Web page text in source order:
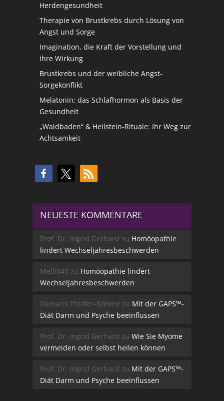
Herdengesundheit
Therapie von Brustkrebs durch Lösung von
Angst und Sorge
Imagination, die Kraft der Vorstellung und
ihre Wirkung
Brustkrebs und der weibliche Angst-
Sorgekonflikt
Melatonin: das Schlafhormon als Basis der
Gesundheit
„Waldbaden“ & Heilstein-Rituale: Ihr Weg zur
Achtsamkeit
NEUESTE KOMMENTARE
Prof. Dr. Ingrid Gerhard zu Homöopathie
lindert Wechseljahresbeschwerden
Melli040 zu Homöopathie lindert
Wechseljahresbeschwerden
Damaris Pfeiffer-Böhme zu Mit der GAPS™-
Diät Darm und Psyche beeinflussen
Prof. Dr. Ingrid Gerhard zu Wie Sie Myome
vermeiden oder selbst heilen können
Prof. Dr. Ingrid Gerhard zu Mit der GAPS™-
Diät Darm und Psyche beeinflussen